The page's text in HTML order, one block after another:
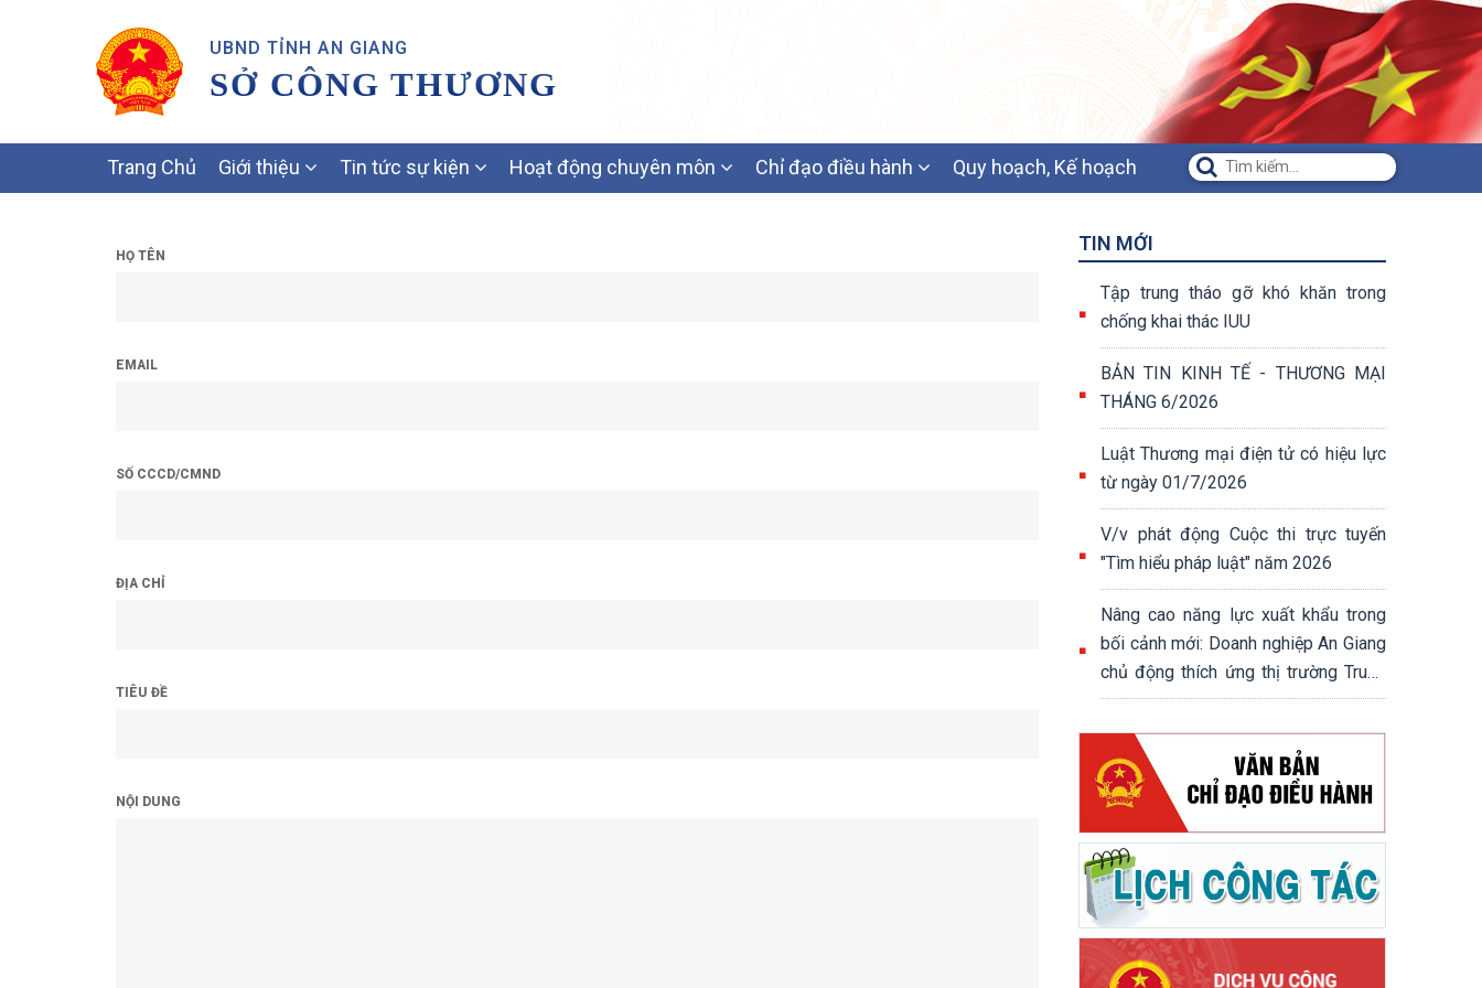
UBND TỈNH AN GIANG
SỞ CÔNG THƯƠNG
NAVIGATION
Trang Chủ Giới thiệu Tin tức sự kiện Hoạt động chuyên môn Chỉ đạo điều hành Quy hoạch, Kế hoạch
HỌ TÊN
EMAIL
SỐ CCCD/CMND
ĐỊA CHỈ
TIÊU ĐỀ
NỘI DUNG
TIN MỚI
Tập trung tháo gỡ khó khăn trong
chống khai thác IUU
BẢN TIN KINH TẾ - THƯƠNG MẠI
THÁNG 6/2026
Luật Thương mại điện tử có hiệu lực
từ ngày 01/7/2026
V/v phát động Cuộc thi trực tuyến
"Tìm hiểu pháp luật" năm 2026
Nâng cao năng lực xuất khẩu trong
bối cảnh mới: Doanh nghiệp An Giang
chủ động thích ứng thị trường Trung
Quốc, Campuchia